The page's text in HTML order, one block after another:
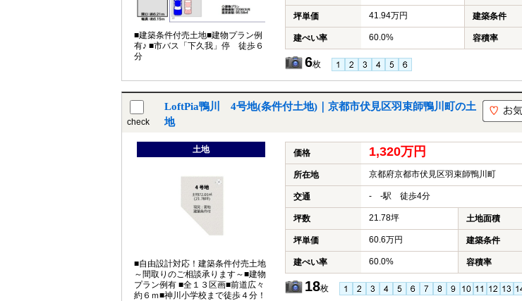
■建築条件付売土地■建物プラン例
有♪ ■市バス「下久我」停 徒歩６
分
坪単価 41.94万円 建築条件
建ぺい率 60.0% 容積率
6枚
check
LoftPia鴨川 4号地(条件付土地)｜京都市伏見区羽束師鴨川町の土
地
土地
■自由設計対応！建築条件付売土地
～間取りのご相談承ります～■建物
プラン例有 ■全１３区画■前道広々
約６ｍ■神川小学校まで徒歩４分！
価格 1,320万円
所在地 京都府京都市伏見区羽束師鴨川町
交通 - -駅 徒歩4分
坪数 21.78坪 土地面積
坪単価 60.6万円 建築条件
建ぺい率 60.0% 容積率
18枚